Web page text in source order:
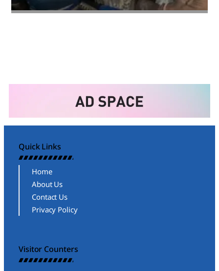
Amit Lekh
Quick Links
Home
About Us
Contact Us
Privacy Policy
Visitor Counters